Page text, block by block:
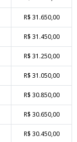
R$ 31.650,00
R$ 31.450,00
R$ 31.250,00
R$ 31.050,00
R$ 30.850,00
R$ 30.650,00
R$ 30.450,00